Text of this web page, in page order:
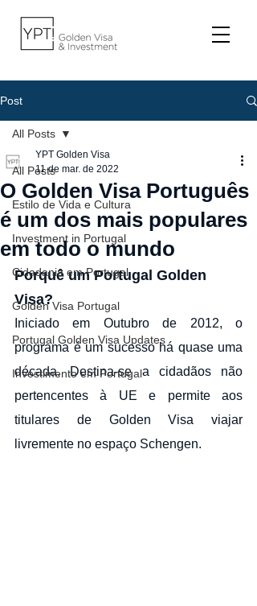
Post
All Posts
Estilo de Vida e Cultura
Investment in Portugal
Cidadania em Portugal
Golden Visa Portugal
Portugal Golden Visa Updates
Investimento em Portugal
All Posts
O Golden Visa Português
é um dos mais populares
em todo o mundo
YPT Golden Visa
11 de mar. de 2022
Porquê um Portugal Golden
Visa?
Iniciado em Outubro de 2012, o
programa é um sucesso há quase uma
década. Destina-se a cidadãos não
pertencentes à UE e permite aos
titulares de Golden Visa viajar
livremente no espaço Schengen.